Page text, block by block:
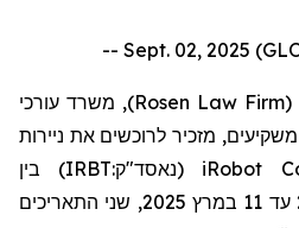
(
Rosen Law Firm), משרד עורכי
משקיעים, מזכיר לרוכשים את ניירות
iRobot
(נאסד"קIRBT:) בין
עד 11 במרץ 2025, שני התאריכים